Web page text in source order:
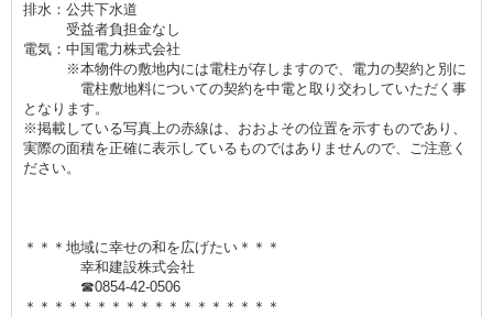
排水：公共下水道
受益者負担金なし
電気：中国電力株式会社
※本物件の敷地内には電柱が存しますので、電力の契約と別に
電柱敷地料についての契約を中電と取り交わしていただく事
となります。
※掲載している写真上の赤線は、おおよその位置を示すものであり、
実際の面積を正確に表示しているものではありませんので、ご注意く
ださい。
＊＊＊地域に幸せの和を広げたい＊＊＊
幸和建設株式会社
☎0854-42-0506
＊＊＊＊＊＊＊＊＊＊＊＊＊＊＊＊＊＊